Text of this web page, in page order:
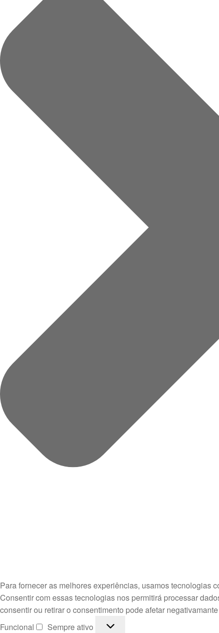
Para fornecer as melhores experiências, usamos tecnologias
Consentir com essas tecnologias nos permitirá processar
consentir ou retirar o consentimento pode afetar
Funcional
Funcional
Sempre ativo